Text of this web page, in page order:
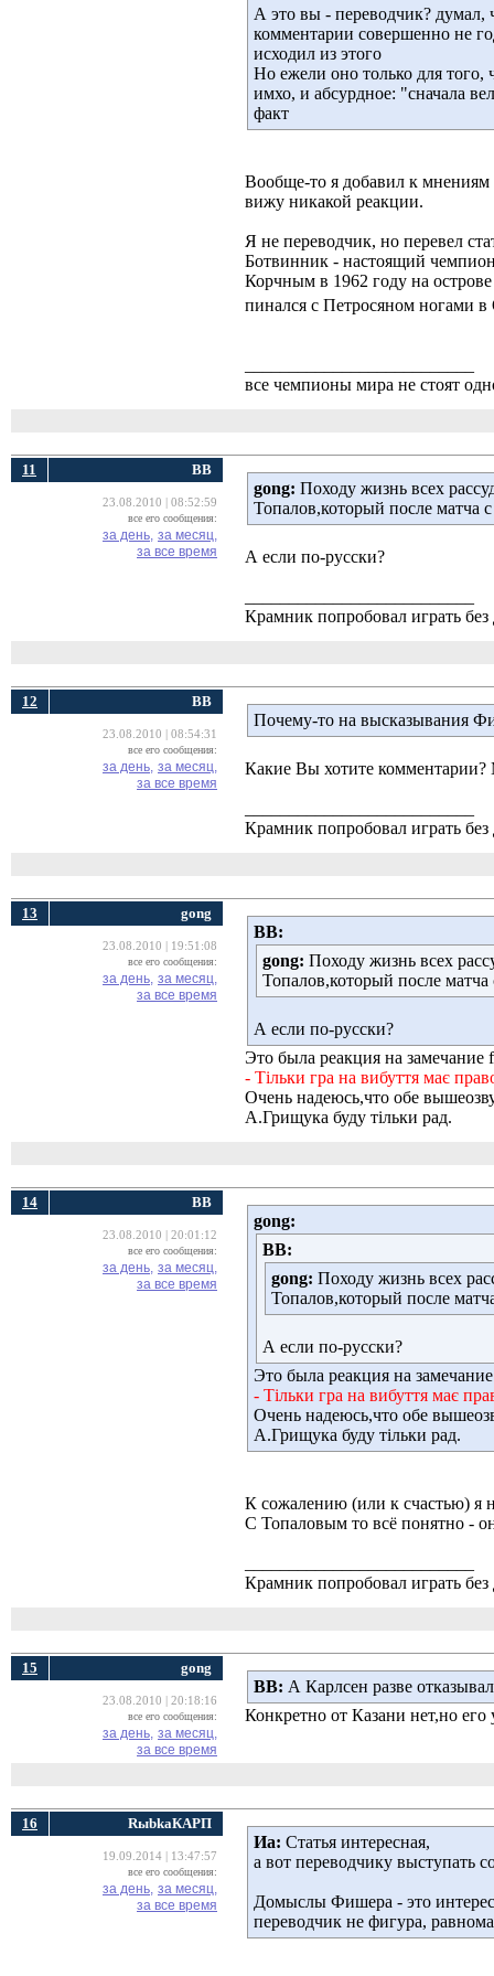
А это вы - переводчик? думал,
комментарии совершенно не
исходил из этого
Но ежели оно только для
имхо, и абсурдное: "сначала
факт
Вообще-то я добавил к
вижу никакой реакции.
Я не переводчик, но перевел
Ботвинник - настоящий
Корчным в 1962 году на
пинался с Петросяном ногами
все чемпионы мира не стоят
11 ВВ
23.08.2010 | 08:52:59
все его сообщения:
за день, за месяц,
за все время
gong: Походу жизнь всех
Топалов,который после матча
А если по-русски?
Крамник попробовал играть
12 ВВ
23.08.2010 | 08:54:31
все его сообщения:
за день, за месяц,
за все время
Почему-то на высказывания
Какие Вы хотите
Крамник попробовал играть
13 gong
23.08.2010 | 19:51:08
все его сообщения:
за день, за месяц,
за все время
ВВ:
gong: Походу жизнь всех
Топалов,который после
А если по-русски?
Это была реакция на замечание
- Тільки гра на вибуття має
Очень надеюсь,что обе
А.Грищука буду тiльки рад.
14 ВВ
23.08.2010 | 20:01:12
все его сообщения:
за день, за месяц,
за все время
gong:
ВВ:
gong: Походу жизнь всех
Топалов,который после
А если по-русски?
Это была реакция на
- Тільки гра на вибуття має
Очень надеюсь,что обе
А.Грищука буду тiльки рад.
К сожалению (или к счастью) я
С Топаловым то всё понятно -
Крамник попробовал играть
15 gong
23.08.2010 | 20:18:16
все его сообщения:
за день, за месяц,
за все время
ВВ: А Карлсен разве
Конкретно от Казани нет,но
16 RыbkaКАРП
19.09.2014 | 13:47:57
все его сообщения:
за день, за месяц,
за все время
Иа: Статья интересная,
а вот переводчику выступать
Домыслы Фишера - это
переводчик не фигура,